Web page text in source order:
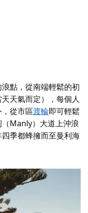
點，從南端輕鬆的初
天氣而定），每個人
從市區渡輪即可輕鬆
Manly）大道上沖浪
季都蜂擁而至曼利海